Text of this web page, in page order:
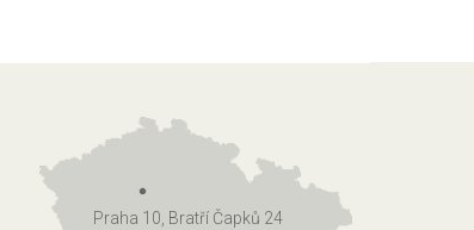
Praha 10, Bratří Čapků 24